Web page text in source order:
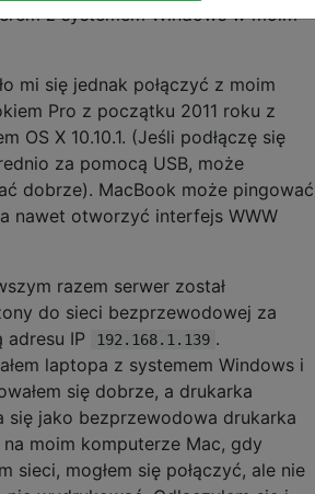
z systemem Windows w moim
mi się jednak połączyć z moim
Pro z początku 2011 roku z
OS X 10.10.1. (Jeśli podłączę się
za pomocą USB, może
dobrze). MacBook może pingować
nawet otworzyć interfejs WWW
razem serwer został
do sieci bezprzewodowej za
adresu IP
192.168.1.139 .
laptopa z systemem Windows i
się dobrze, a drukarka
się jako bezprzewodowa drukarka
moim komputerze Mac, gdy
sieci, mogłem się połączyć, ale nie